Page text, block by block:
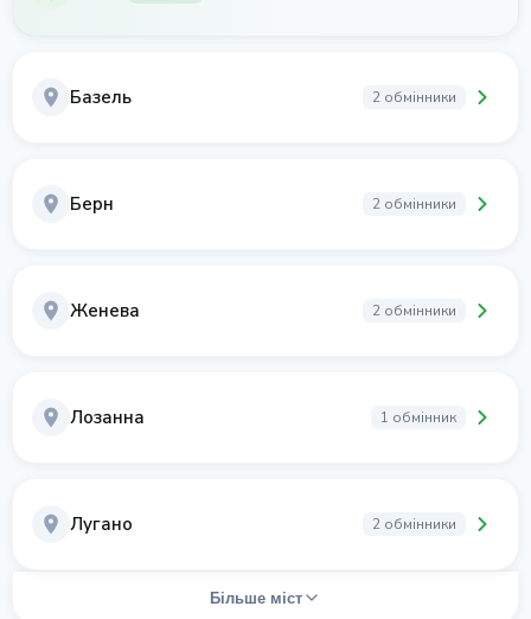
Базель 2 обмінники
Берн 2 обмінники
Женева 2 обмінники
Лозанна 1 обмінник
Лугано 2 обмінники
Більше міст